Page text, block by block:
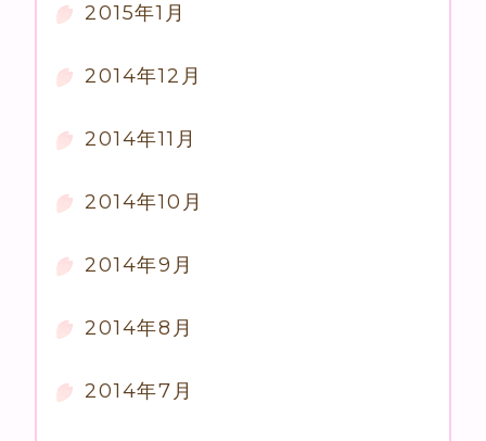
2015年1月
2014年12月
2014年11月
2014年10月
2014年9月
2014年8月
2014年7月